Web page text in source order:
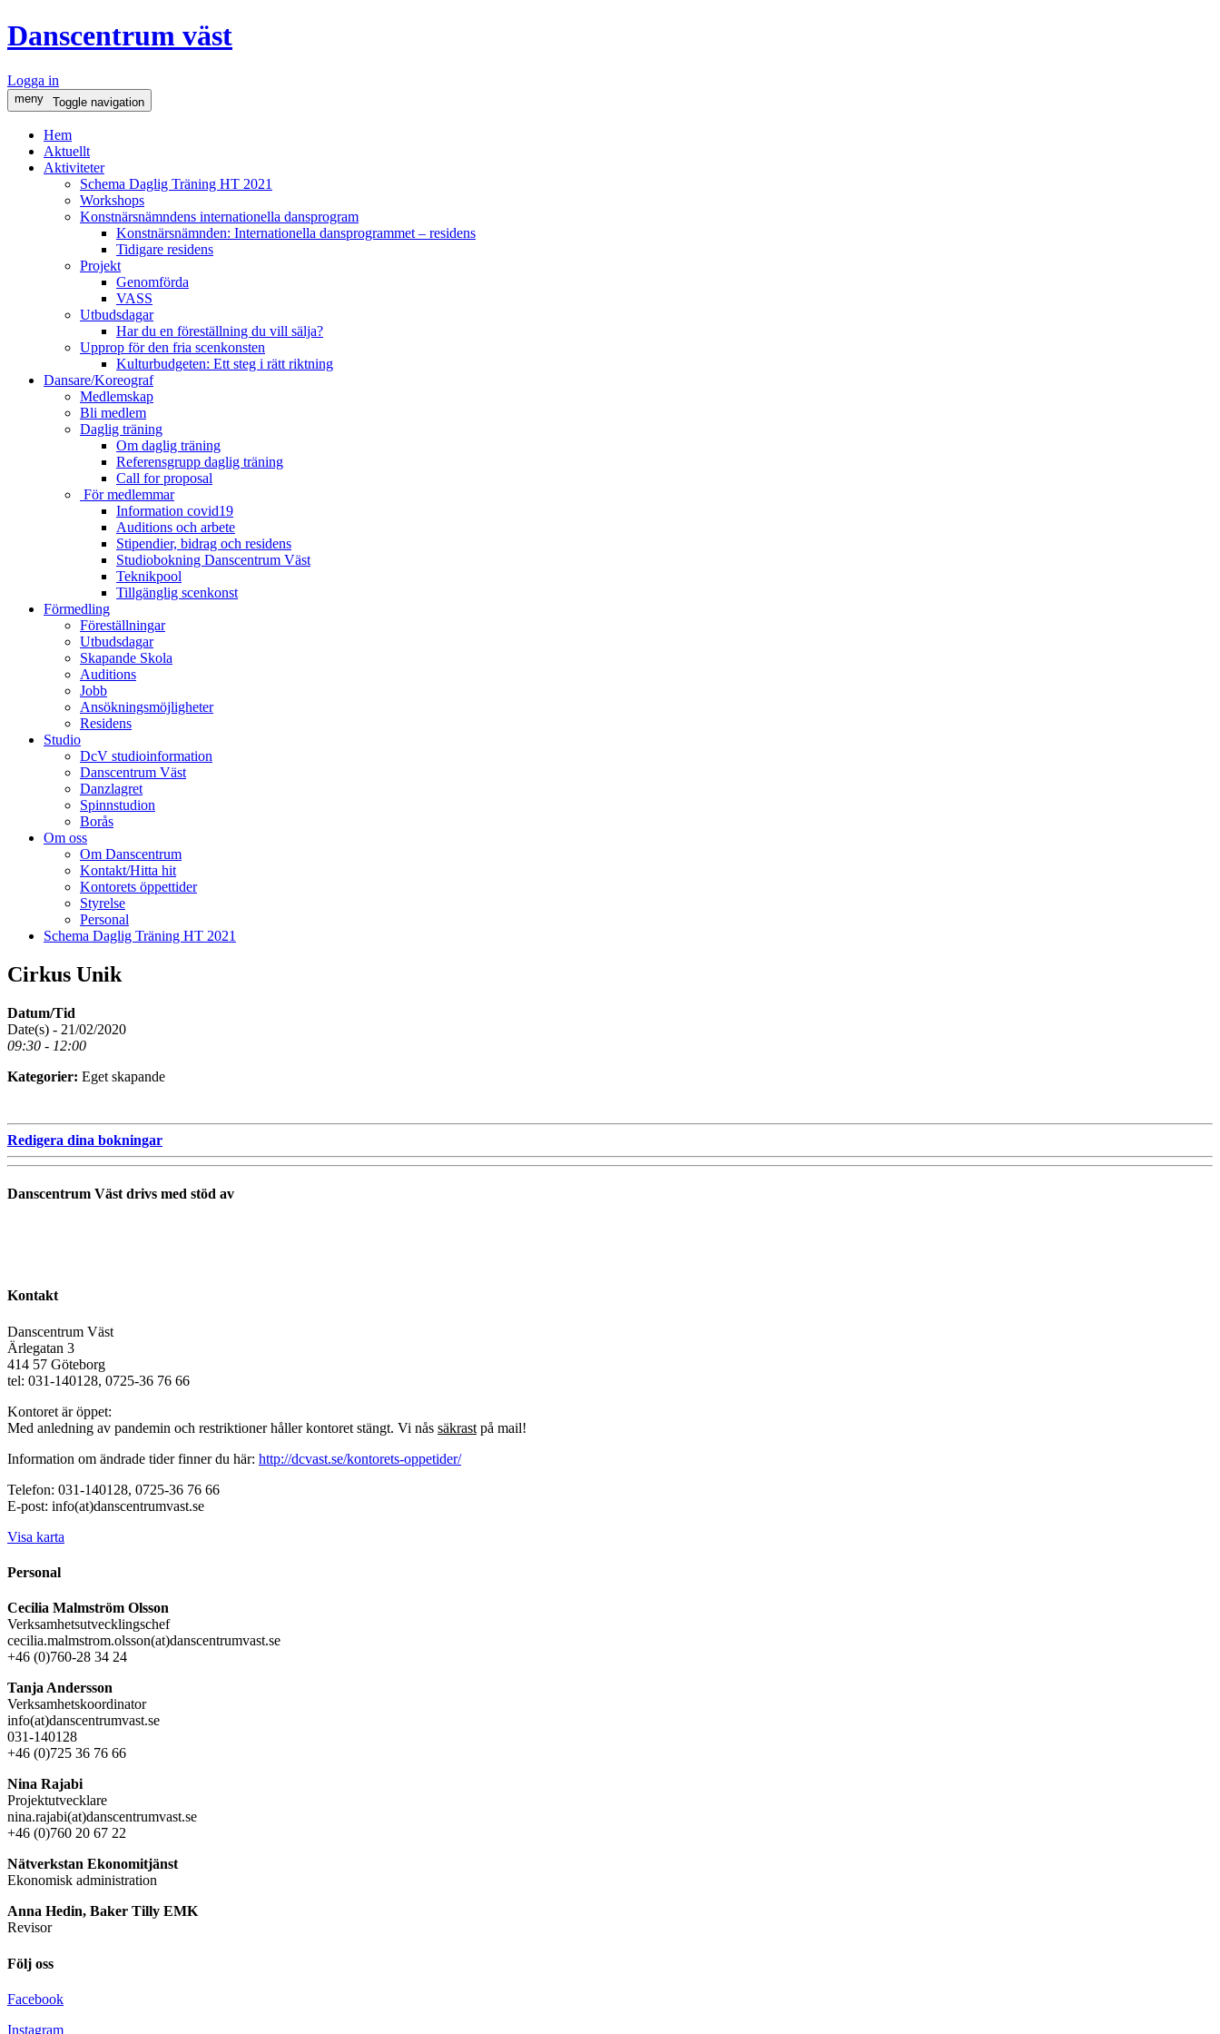
Danscentrum väst
Logga in
meny Toggle navigation
Hem
Aktuellt
Aktiviteter
Schema Daglig Träning HT 2021
Workshops
Konstnärsnämndens internationella dansprogram
Konstnärsnämnden: Internationella dansprogrammet – residens
Tidigare residens
Projekt
Genomförda
VASS
Utbudsdagar
Har du en föreställning du vill sälja?
Upprop för den fria scenkonsten
Kulturbudgeten: Ett steg i rätt riktning
Dansare/Koreograf
Medlemskap
Bli medlem
Daglig träning
Om daglig träning
Referensgrupp daglig träning
Call for proposal
För medlemmar
Information covid19
Auditions och arbete
Stipendier, bidrag och residens
Studiobokning Danscentrum Väst
Teknikpool
Tillgänglig scenkonst
Förmedling
Föreställningar
Utbudsdagar
Skapande Skola
Auditions
Jobb
Ansökningsmöjligheter
Residens
Studio
DcV studioinformation
Danscentrum Väst
Danzlagret
Spinnstudion
Borås
Om oss
Om Danscentrum
Kontakt/Hitta hit
Kontorets öppettider
Styrelse
Personal
Schema Daglig Träning HT 2021
Cirkus Unik
Datum/Tid
Date(s) - 21/02/2020
09:30 - 12:00
Kategorier: Eget skapande
Redigera dina bokningar
Danscentrum Väst drivs med stöd av
Kontakt
Danscentrum Väst
Ärlegatan 3
414 57 Göteborg
tel: 031-140128, 0725-36 76 66
Kontoret är öppet:
Med anledning av pandemin och restriktioner håller kontoret stängt. Vi nås säkrast på mail!
Information om ändrade tider finner du här: http://dcvast.se/kontorets-oppetider/
Telefon: 031-140128, 0725-36 76 66
E-post: info(at)danscentrumvast.se
Visa karta
Personal
Cecilia Malmström Olsson
Verksamhetsutvecklingschef
cecilia.malmstrom.olsson(at)danscentrumvast.se
+46 (0)760-28 34 24
Tanja Andersson
Verksamhetskoordinator
info(at)danscentrumvast.se
031-140128
+46 (0)725 36 76 66
Nina Rajabi
Projektutvecklare
nina.rajabi(at)danscentrumvast.se
+46 (0)760 20 67 22
Nätverkstan Ekonomitjänst
Ekonomisk administration
Anna Hedin, Baker Tilly EMK
Revisor
Följ oss
Facebook
Instagram